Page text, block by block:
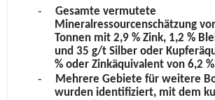
-
Gesamte vermutete
Mineralressourcenschätzung
Tonnen mit 2,9 % Zink, 1,2 %
und 35 g/t Silber oder
% oder Zinkäquivalent von 6,2
-
Mehrere Gebiete für weitere
wurden identifiziert, mit dem